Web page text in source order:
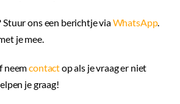
Stuur ons een berichtje viaWhatsApp.
je mee.
neemcontactop als je vraag er niet
je graag!